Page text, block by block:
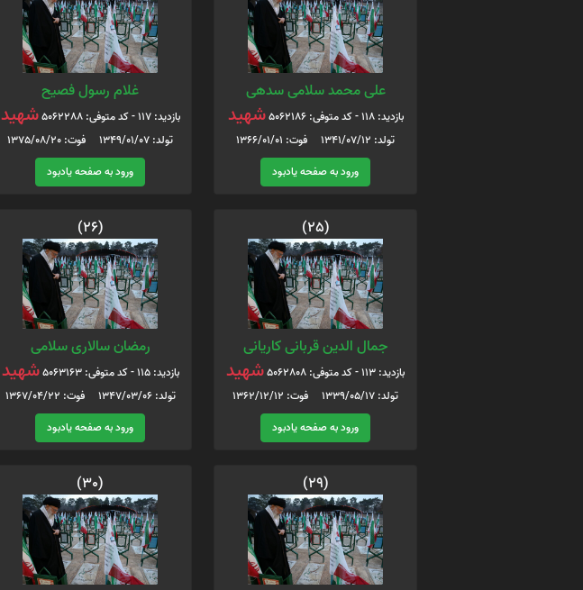
علی محمد سلامی سدهی
بازدید: 118 - کد متوفی: 5062186 شهید
تولد: 1341/07/12 فوت: 1366/01/01
ورود به صفحه یادبود
غلام رسول فصیح
بازدید: 117 - کد متوفی: 5062288 شهید
تولد: 1349/01/07 فوت: 1375/08/20
ورود به صفحه یادبود
(25)
جمال الدین قربانی کاریانی
بازدید: 113 - کد متوفی: 5062808 شهید
تولد: 1339/05/17 فوت: 1362/12/12
ورود به صفحه یادبود
(26)
رمضان سالاری سلامی
بازدید: 115 - کد متوفی: 5063163 شهید
تولد: 1347/03/06 فوت: 1367/04/22
ورود به صفحه یادبود
(29)
(30)